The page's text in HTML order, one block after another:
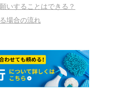
いすることはできる？
場合の流れ